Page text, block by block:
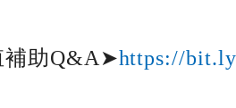
補助Q&A➤https://